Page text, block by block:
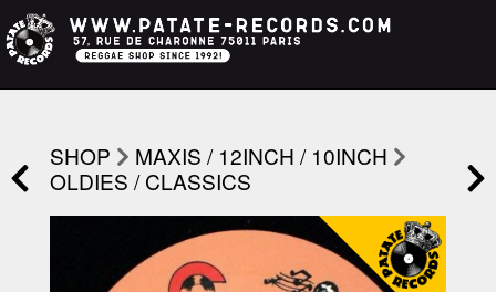
SHOP
MAXIS / 12INCH / 10INCH
OLDIES / CLASSICS